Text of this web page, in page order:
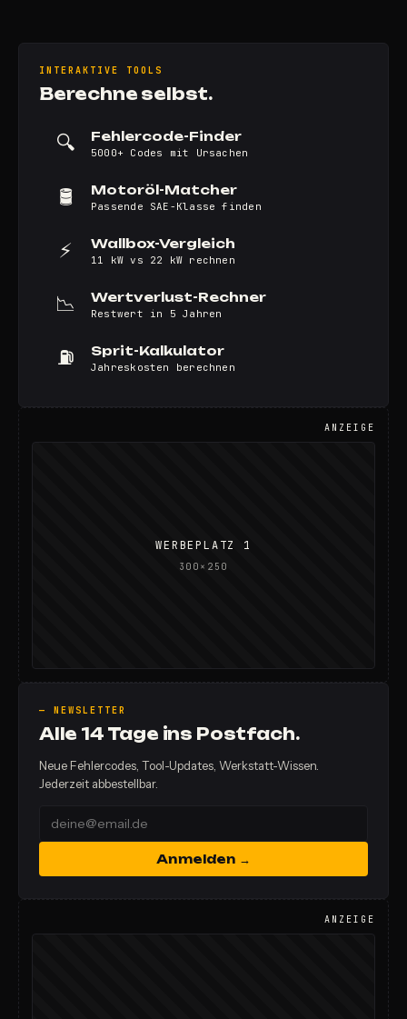
INTERAKTIVE TOOLS
Berechne selbst.
🔍 Fehlercode-Finder
5000+ Codes mit Ursachen
🛢️ Motoröl-Matcher
Passende SAE-Klasse finden
⚡ Wallbox-Vergleich
11 kW vs 22 kW rechnen
📉 Wertverlust-Rechner
Restwert in 5 Jahren
⛽ Sprit-Kalkulator
Jahreskosten berechnen
ANZEIGE
WERBEPLATZ 1
300×250
— NEWSLETTER
Alle 14 Tage ins Postfach.
Neue Fehlercodes, Tool-Updates, Werkstatt-Wissen.
Jederzeit abbestellbar.
Anmelden →
ANZEIGE